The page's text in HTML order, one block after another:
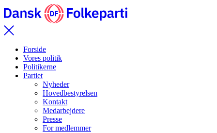
Forside
Vores politik
Politikerne
Partiet
Nyheder
Hovedbestyrelsen
Kontakt
Medarbejdere
Presse
For medlemmer